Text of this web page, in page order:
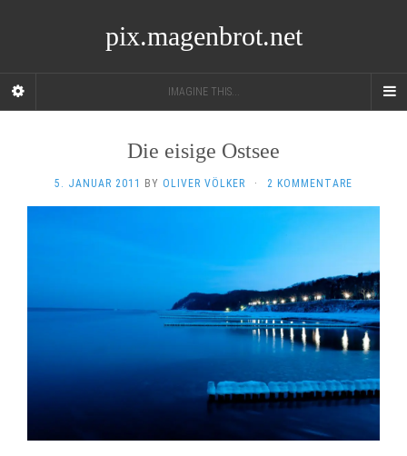
pix.magenbrot.net
IMAGINE THIS...
Die eisige Ostsee
5. JANUAR 2011 BY OLIVER VÖLKER · 2 KOMMENTARE